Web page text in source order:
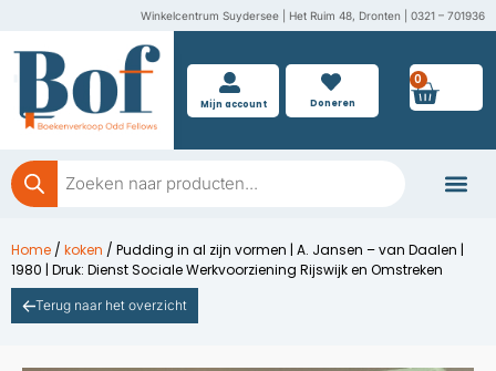
inhoud
Winkelcentrum Suydersee | Het Ruim 48, Dronten | 0321 – 701936
Mijn account Doneren
0
Producten
zoeken
Home / koken / Pudding in al zijn vormen | A. Jansen – van Daalen |
1980 | Druk: Dienst Sociale Werkvoorziening Rijswijk en Omstreken
Terug naar het overzicht